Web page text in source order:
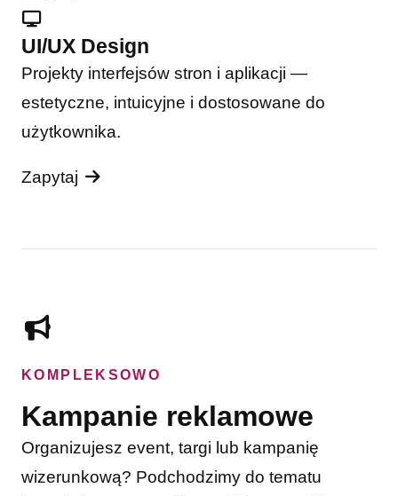
UI/UX Design
Projekty interfejsów stron i aplikacji —
estetyczne, intuicyjne i dostosowane do
użytkownika.
Zapytaj
KOMPLEKSOWO
Kampanie reklamowe
Organizujesz event, targi lub kampanię
wizerunkową? Podchodzimy do tematu